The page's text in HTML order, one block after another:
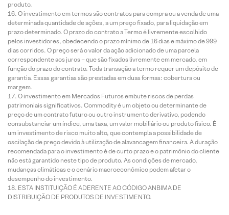
produto.
O investimento em termos são contratos para compra ou a venda de uma
determinada quantidade de ações, a um preço fixado, para liquidação em
prazo determinado. O prazo do contrato a Termo é livremente escolhido
pelos investidores, obedecendo o prazo mínimo de 16 dias e máximo de 999
dias corridos. O preço será o valor da ação adicionado de uma parcela
correspondente aos juros – que são fixados livremente em mercado, em
função do prazo do contrato. Toda transação a termo requer um depósito de
garantia. Essas garantias são prestadas em duas formas: cobertura ou
margem.
O investimento em Mercados Futuros embute riscos de perdas
patrimoniais significativos. Commodity é um objeto ou determinante de
preço de um contrato futuro ou outro instrumento derivativo, podendo
consubstanciar um índice, uma taxa, um valor mobiliário ou produto físico. É
um investimento de risco muito alto, que contempla a possibilidade de
oscilação de preço devido à utilização de alavancagem financeira. A duração
recomendada para o investimento é de curto prazo e o patrimônio do cliente
não está garantido neste tipo de produto. As condições de mercado,
mudanças climáticas e o cenário macroeconômico podem afetar o
desempenho do investimento.
ESTA INSTITUIÇÃO É ADERENTE AO CÓDIGO ANBIMA DE
DISTRIBUIÇÃO DE PRODUTOS DE INVESTIMENTO.